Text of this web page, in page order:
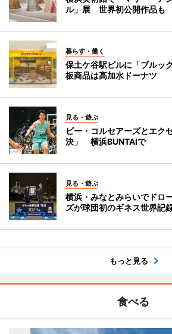
ル」展 世界初公開作品も
暮らす・働く
保土ケ谷駅ビルに「ブル
板商品は高加水ドーナツ
見る・遊ぶ
ビー・コルセアーズとエク
決」 横浜BUNTAIで
見る・遊ぶ
横浜・みなとみらいでド
ズが球団初のギネス世界記
もっと見る
食べる